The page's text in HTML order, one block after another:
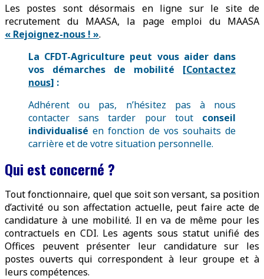
Les postes sont désormais en ligne sur le site de
recrutement du MAASA, la page emploi du MAASA
« Rejoignez-nous ! ».
La CFDT-Agriculture peut vous aider dans
vos démarches de mobilité [Contactez
nous] :
Adhérent ou pas, n’hésitez pas à nous
contacter sans tarder pour tout conseil
individualisé en fonction de vos souhaits de
carrière et de votre situation personnelle.
Qui est concerné ?
Tout fonctionnaire, quel que soit son versant, sa position
d’activité ou son affectation actuelle, peut faire acte de
candidature à une mobilité. Il en va de même pour les
contractuels en CDI. Les agents sous statut unifié des
Offices peuvent présenter leur candidature sur les
postes ouverts qui correspondent à leur groupe et à
leurs compétences.